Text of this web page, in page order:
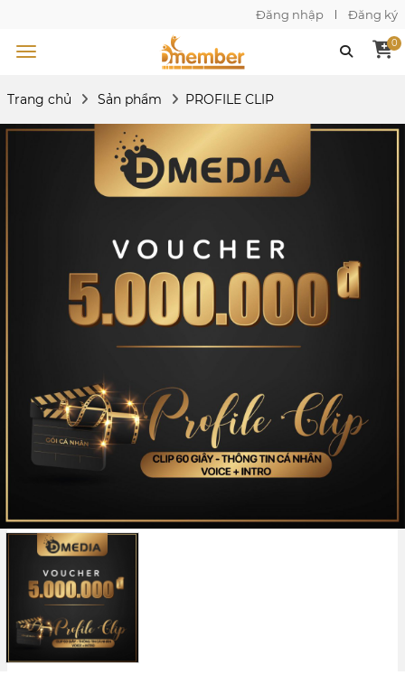
Đăng nhập Đăng ký
0
Trang chủ Sản phẩm PROFILE CLIP